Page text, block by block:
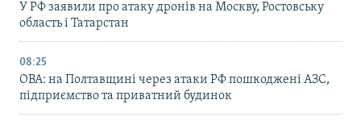
У РФ заявили про атаку дронів на Москву, Ростовську
область і Татарстан
08:25
ОВА: на Полтавщині через атаки РФ пошкоджені АЗС,
підприємство та приватний будинок